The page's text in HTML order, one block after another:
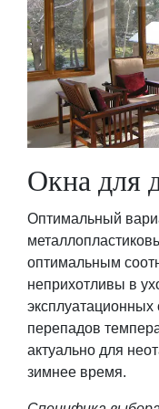
Окна для
Оптимальный
оптимальным
неприхотливы в
эксплуатационных
перепадов
актуально для
зимнее время.